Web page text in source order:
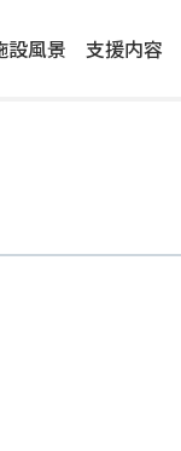
設風景 支援内容